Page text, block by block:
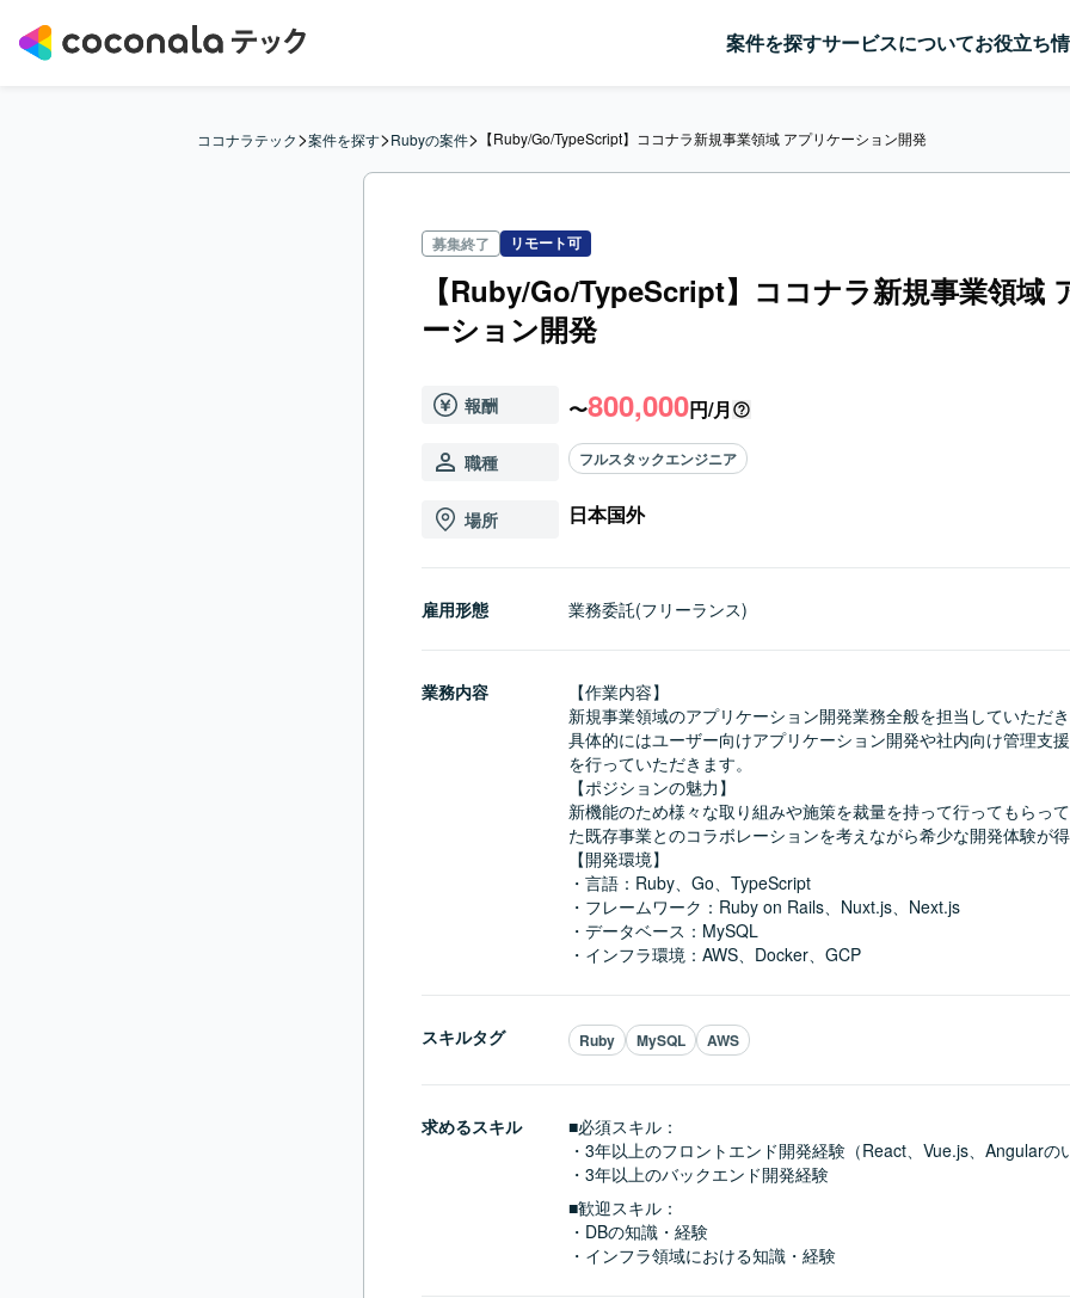
案件を探すサービスについてお役立ち
ココナラテック>案件を探す>Rubyの案件> 【Ruby/Go/TypeScript】ココナラ新規事業領域 アプリケーション開発
募集終了 リモート可
【Ruby/Go/TypeScript】ココナラ新規事業領域
ーション開発
報酬 〜800,000円/月
職種 フルスタックエンジニア
場所 日本国外
雇用形態 業務委託(フリーランス)
業務内容
【作業内容】
新規事業領域のアプリケーション開発業務全般を担当していただき
具体的にはユーザー向けアプリケーション開発や社内向け管理支
を行っていただきます。
【ポジションの魅力】
新機能のため様々な取り組みや施策を裁量を持って行ってもらっ
た既存事業とのコラボレーションを考えながら希少な開発体験が得
【開発環境】
・言語：Ruby、Go、TypeScript
・フレームワーク：Ruby on Rails、Nuxt.js、Next.js
・データベース：MySQL
・インフラ環境：AWS、Docker、GCP
スキルタグ Ruby MySQL AWS
求めるスキル
■必須スキル：
・3年以上のフロントエンド開発経験（React、Vue.js、Angularの
・3年以上のバックエンド開発経験
■歓迎スキル：
・DBの知識・経験
・インフラ領域における知識・経験